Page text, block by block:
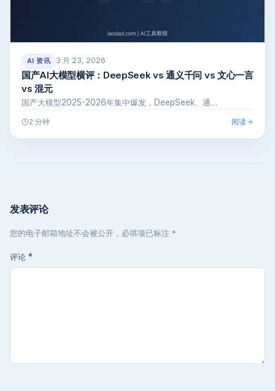
AI 资讯 3 月 23, 2026
国产AI大模型横评：DeepSeek vs 通义千问 vs 文心一言
vs 混元
国产大模型2025-2026年集中爆发，DeepSeek、通…
2 分钟 阅读
发表评论
您的电子邮箱地址不会被公开，必填项已标注 *
评论 *